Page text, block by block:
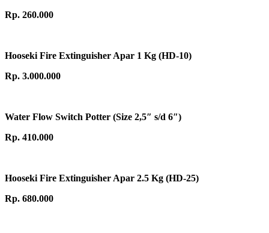
Rp. 260.000
Hooseki Fire Extinguisher Apar 1 Kg (HD-10)
Rp. 3.000.000
Water Flow Switch Potter (Size 2,5″ s/d 6″)
Rp. 410.000
Hooseki Fire Extinguisher Apar 2.5 Kg (HD-25)
Rp. 680.000